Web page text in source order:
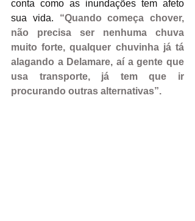
conta como as inundações tem afeto
sua vida. “Quando começa chover,
não precisa ser nenhuma chuva
muito forte, qualquer chuvinha já tá
alagando a Delamare, aí a gente que
usa transporte, já tem que ir
procurando outras alternativas”.